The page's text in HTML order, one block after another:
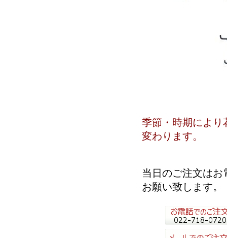
季節・時期により
変わります。
当日のご注文はお
お願い致します。